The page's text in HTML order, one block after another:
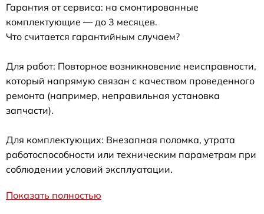
Гарантия от сервиса: на смонтированные
комплектующие — до 3 месяцев.
Что считается гарантийным случаем?
Для работ: Повторное возникновение неисправности,
который напрямую связан с качеством проведенного
ремонта (например, неправильная установка
запчасти).
Для комплектующих: Внезапная поломка, утрата
работоспособности или техническим параметрам при
соблюдении условий эксплуатации.
Показать полностью